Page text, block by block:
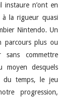
instaure n’ont en
la rigueur quasi
Nintendo. Un
parcours plus ou
sans commettre
moyen desquels
du temps, le jeu
progression,